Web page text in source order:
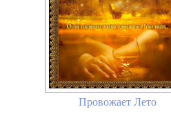
Провожает Лето